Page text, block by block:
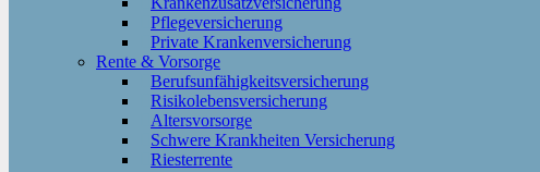
Pflegeversicherung
Private Krankenversicherung
Rente & Vorsorge
Berufs­unfähigkeitsversicherung
Risikolebensversicherung
Altersvorsorge
Schwere Krankheiten Versicherung
Riesterrente